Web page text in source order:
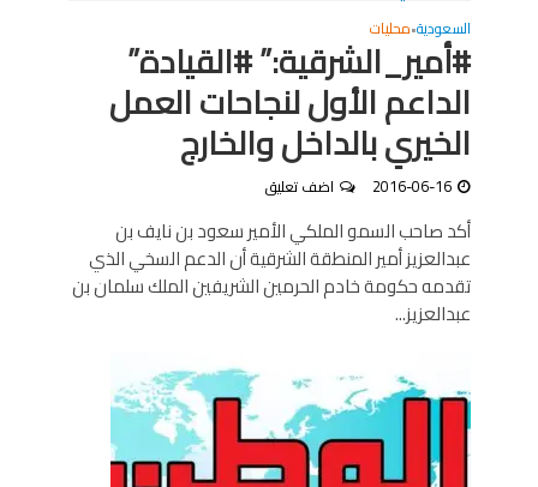
السعودية•محليات
#أمير_الشرقية:” #القيادة”
الداعم الأول لنجاحات العمل
الخيري بالداخل والخارج
2016-06-16 اضف تعليق
أكد صاحب السمو الملكي الأمير سعود بن نايف بن
عبدالعزيز أمير المنطقة الشرقية أن الدعم السخي الذي
تقدمه حكومة خادم الحرمين الشريفين الملك سلمان بن
عبدالعزيز...